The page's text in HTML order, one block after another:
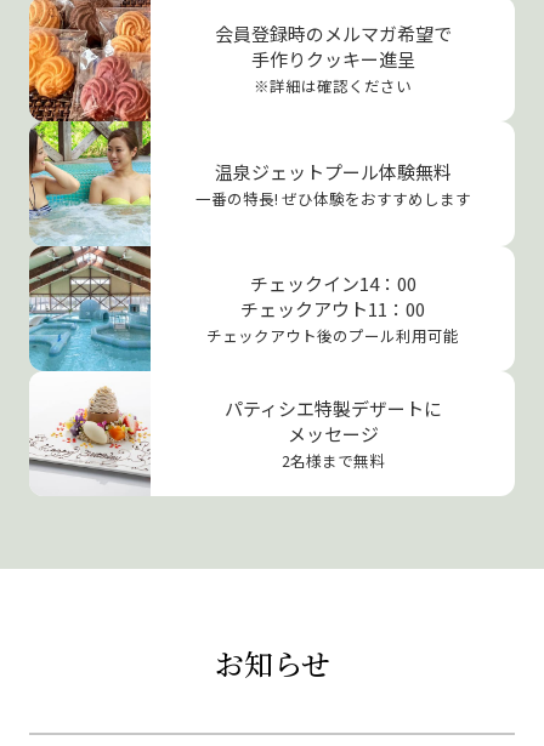
会員登録時のメルマガ希望で
手作りクッキー進呈
※詳細は確認ください
温泉ジェットプール体験無料
一番の特長! ぜひ体験をおすすめします
チェックイン14：00
チェックアウト11：00
チェックアウト後のプール利用可能
パティシエ特製デザートに
メッセージ
2名様まで無料
お知らせ